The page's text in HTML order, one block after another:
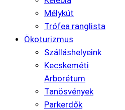
Mélykút
Trófea ranglista
Ökoturizmus
Szálláshelyeink
Kecskeméti
Arborétum
Tanösvények
Parkerdők